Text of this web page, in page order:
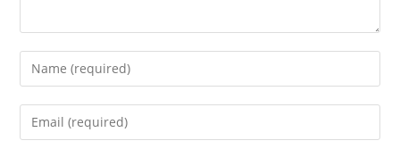
Enter
your
name
Enter
your